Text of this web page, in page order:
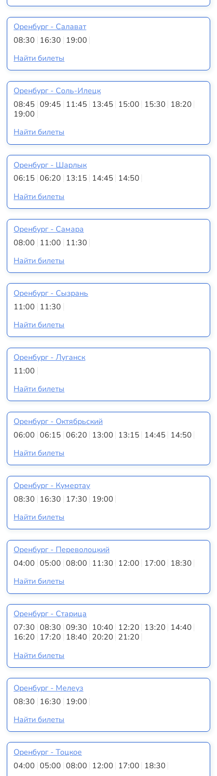
Оренбург - Салават
08:30 16:30 19:00
Найти билеты
Оренбург - Соль-Илецк
08:45 09:45 11:45 13:45 15:00 15:30 18:20
19:00
Найти билеты
Оренбург - Шарлык
06:15 06:20 13:15 14:45 14:50
Найти билеты
Оренбург - Самара
08:00 11:00 11:30
Найти билеты
Оренбург - Сызрань
11:00 11:30
Найти билеты
Оренбург - Луганск
11:00
Найти билеты
Оренбург - Октябрьский
06:00 06:15 06:20 13:00 13:15 14:45 14:50
Найти билеты
Оренбург - Кумертау
08:30 16:30 17:30 19:00
Найти билеты
Оренбург - Переволоцкий
04:00 05:00 08:00 11:30 12:00 17:00 18:30
Найти билеты
Оренбург - Старица
07:30 08:30 09:30 10:40 12:20 13:20 14:40
16:20 17:20 18:40 20:20 21:20
Найти билеты
Оренбург - Мелеуз
08:30 16:30 19:00
Найти билеты
Оренбург - Тоцкое
04:00 05:00 08:00 12:00 17:00 18:30